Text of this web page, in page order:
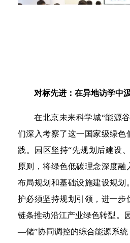
对标先进：在异地访学中
在北京未来科学城“能源
们深入考察了这一国家级绿色
践。园区坚持“先规划后建设
原则，将绿色低碳理念深度融
布局规划和基础设施建设规划
护必须坚持规划引领，进一步
链条推动沿江产业绿色转型
—储”协同调控的综合能源系统